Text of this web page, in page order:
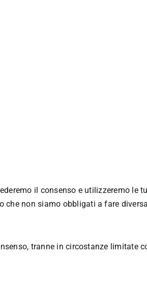
il consenso e utilizzeremo le
che non siamo obbligati a fare
tranne in circostanze limitate